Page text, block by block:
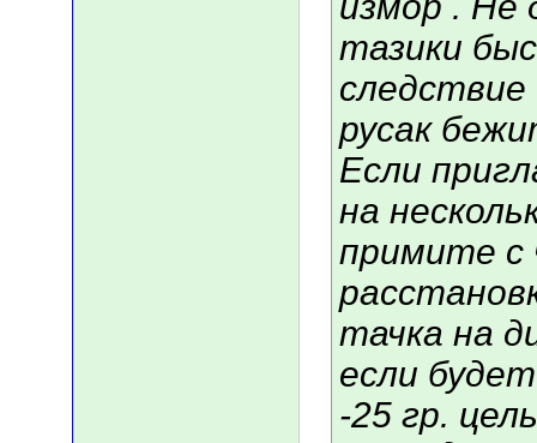
тазики
следствие
русак
Если
на
примите с
тачка на
если
-25 гр.